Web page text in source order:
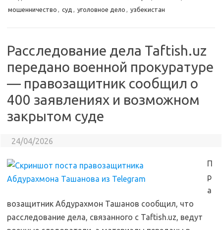
мошенничество , суд , уголовное дело , узбекистан
Расследование дела Taftish.uz
передано военной прокуратуре
— правозащитник сообщил о
400 заявлениях и возможном
закрытом суде
24/04/2026
П
р
а
возащитник Абдурахмон Ташанов сообщил, что
расследование дела, связанного с Taftish.uz, ведут